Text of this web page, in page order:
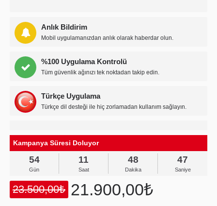
Anlık Bildirim
Mobil uygulamanızdan anlık olarak haberdar olun.
%100 Uygulama Kontrolü
Tüm güvenlik ağınızı tek noktadan takip edin.
Türkçe Uygulama
Türkçe dil desteği ile hiç zorlamadan kullanım sağlayın.
Kampanya Süresi Doluyor
54
Gün
11
Saat
48
Dakika
46
Saniye
23.500,00₺ 21.900,00₺